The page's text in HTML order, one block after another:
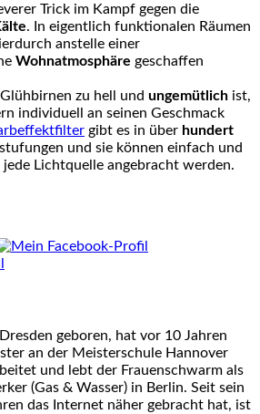
Trick im Kampf gegen die
. In eigentlich funktionalen Räumen
anstelle einer
Wohnatmosphäre geschaffen
zu hell und ungemütlich ist,
individuell an seinen Geschmack
gibt es in über hundert
und sie können einfach und
jede Lichtquelle angebracht werden.
geboren, hat vor 10 Jahren
an der Meisterschule Hannover
und lebt der Frauenschwarm als
(Gas & Wasser) in Berlin. Seit sein
das Internet näher gebracht hat, ist